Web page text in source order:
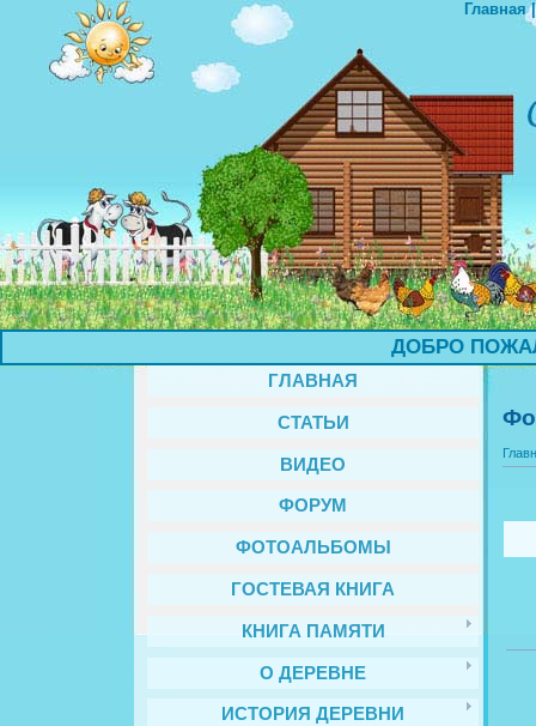
Главная
ДОБРО
ГЛАВНАЯ
СТАТЬИ
ВИДЕО
ФОРУМ
ФОТОАЛЬБОМЫ
ГОСТЕВАЯ КНИГА
КНИГА ПАМЯТИ
О ДЕРЕВНЕ
ИСТОРИЯ ДЕРЕВНИ